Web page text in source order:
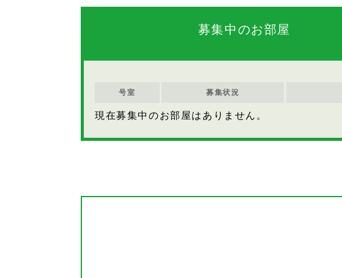
募集中のお部屋
号室 募集状況
現在募集中のお部屋はありません。